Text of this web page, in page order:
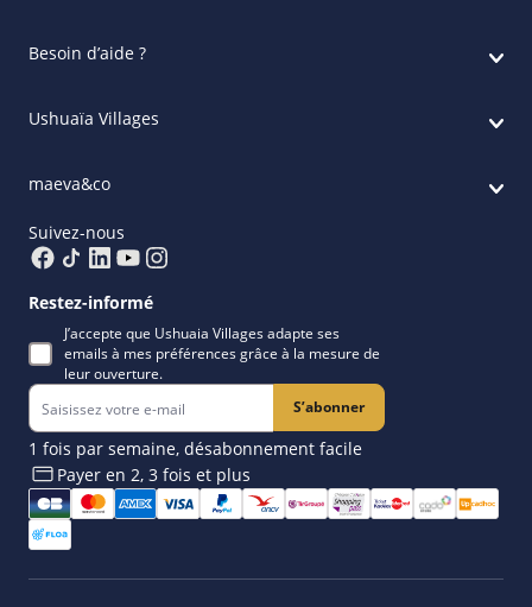
Besoin d’aide ?
Ushuaïa Villages
maeva&co
Suivez-nous
Restez-informé
J’accepte que Ushuaia Villages adapte ses
emails à mes préférences grâce à la mesure de
leur ouverture.
S’abonner
1 fois par semaine, désabonnement facile
Payer en 2, 3 fois et plus​